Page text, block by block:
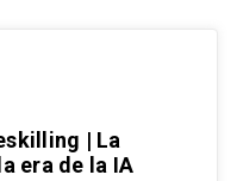
| La
era de la IA